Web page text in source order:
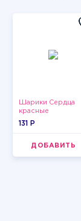
Шарики Сердца
красные
131 P
ДОБАВИТЬ